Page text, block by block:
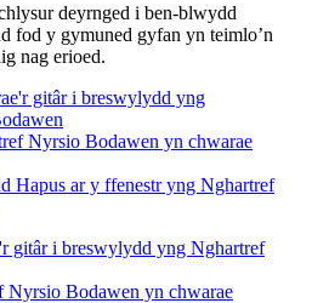
deyrnged i ben-blwydd
fod y gymuned gyfan yn teimlo’n
nag erioed.
gitâr i breswylydd yng Nghartref
Nyrsio Bodawen yn chwarae